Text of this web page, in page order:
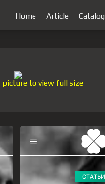
Home Article Catalog
picture to view full size